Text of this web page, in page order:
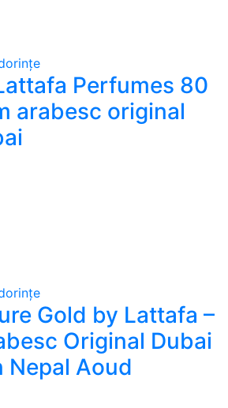
Perfumes 80
arabesc original
Gold by Lattafa –
Original Dubai
Nepal Aoud